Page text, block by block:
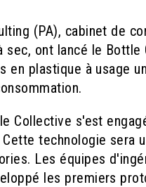
(PA), cabinet de
sec, ont lancé le
en plastique à usage
Collective s'est
Cette technologie sera
Les équipes
les premiers